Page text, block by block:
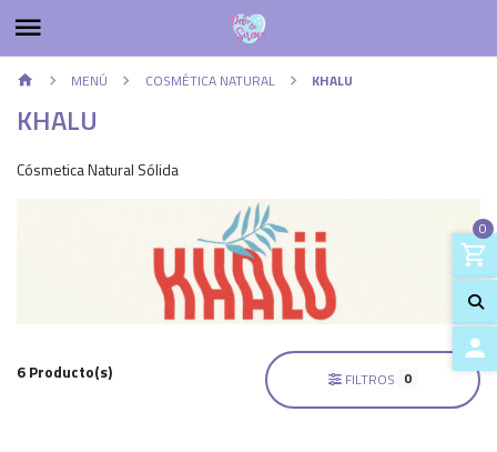
0
MENÚ COSMÉTICA NATURAL KHALU
KHALU
Cósmetica Natural Sólida
6 Producto(s) FILTROS 0